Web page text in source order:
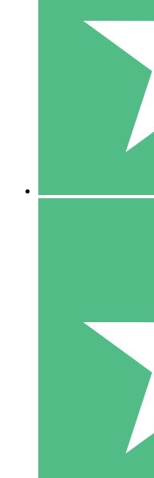
Payez à l'utilisation avec
1